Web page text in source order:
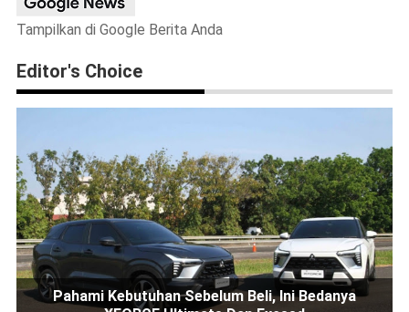
Tampilkan di Google Berita Anda
Editor's Choice
Pahami Kebutuhan Sebelum Beli, Ini Bedanya